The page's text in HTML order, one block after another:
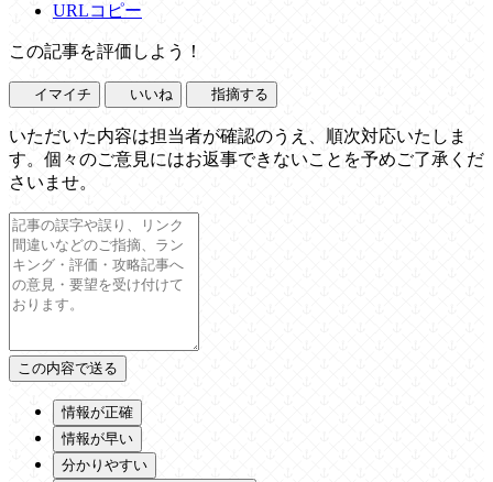
URLコピー
この記事を評価しよう！
イマイチ いいね 指摘する
いただいた内容は担当者が確認のうえ、順次対応いたしま
す。個々のご意見にはお返事できないことを予めご了承くだ
さいませ。
情報が正確
情報が早い
分かりやすい